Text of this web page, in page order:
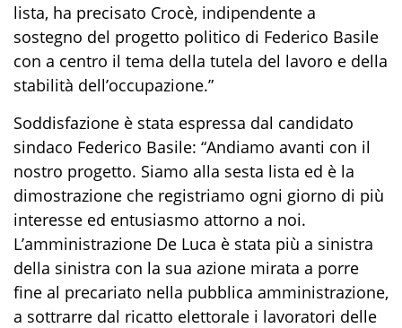
lista, ha precisato Crocè, indipendente a
sostegno del progetto politico di Federico Basile
con a centro il tema della tutela del lavoro e della
stabilità dell’occupazione.”
Soddisfazione è stata espressa dal candidato
sindaco Federico Basile: “Andiamo avanti con il
nostro progetto. Siamo alla sesta lista ed è la
dimostrazione che registriamo ogni giorno di più
interesse ed entusiasmo attorno a noi.
L’amministrazione De Luca è stata più a sinistra
della sinistra con la sua azione mirata a porre
fine al precariato nella pubblica amministrazione,
a sottrarre dal ricatto elettorale i lavoratori delle